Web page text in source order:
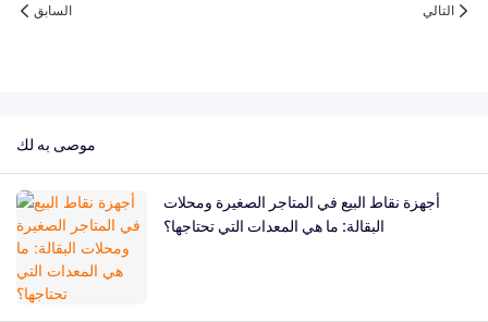
السابق التالي
موصى به لك
أجهزة نقاط البيع في المتاجر الصغيرة ومحلات
البقالة: ما هي المعدات التي تحتاجها؟